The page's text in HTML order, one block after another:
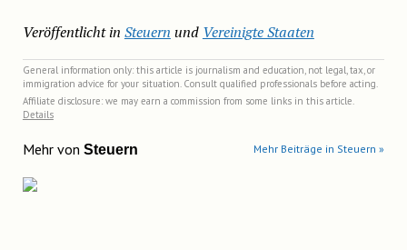
Veröffentlicht in Steuern und Vereinigte Staaten
General information only: this article is journalism and education, not legal, tax, or
immigration advice for your situation. Consult qualified professionals before acting.
Affiliate disclosure: we may earn a commission from some links in this article.
Details
Mehr von Steuern Mehr Beiträge in Steuern »